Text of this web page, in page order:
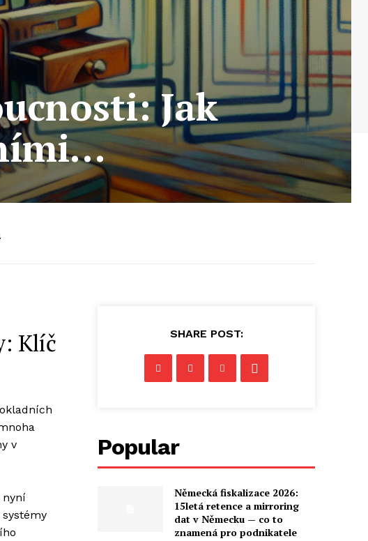
Jak
Klíč
v
nyní
SHARE POST:
Popular
Německá fiskalizace 2026:
15letá retence a mirroring
dat v Německu — co to
znamená pro podnikatele